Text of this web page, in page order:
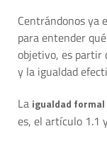
Centrándonos ya
para entender
objetivo, es partir
y la igualdad
La igualdad formal
es, el artículo 1.1